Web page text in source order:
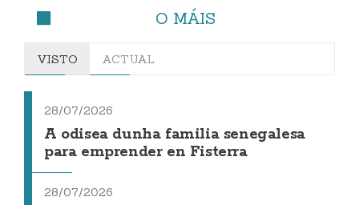
O MÁIS
VISTO ACTUAL
28/07/2026
A odisea dunha familia senegalesa
para emprender en Fisterra
28/07/2026